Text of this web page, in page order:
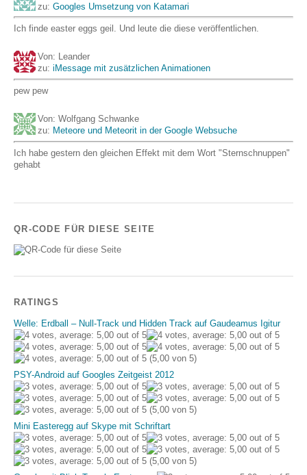
zu: Googles Umsetzung von Katamari
Ich finde easter eggs geil. Und leute die diese veröffentlichen.
Von: Leander
zu: iMessage mit zusätzlichen Animationen
pew pew
Von: Wolfgang Schwanke
zu: Meteore und Meteorit in der Google Websuche
Ich habe gestern den gleichen Effekt mit dem Wort "Sternschnuppen"
gehabt
QR-CODE FÜR DIESE SEITE
RATINGS
Welle: Erdball – Null-Track und Hidden Track auf Gaudeamus Igitur
(5,00 von 5)
PSY-Android auf Googles Zeitgeist 2012
(5,00 von 5)
Mini Easteregg auf Skype mit Schriftart
(5,00 von 5)